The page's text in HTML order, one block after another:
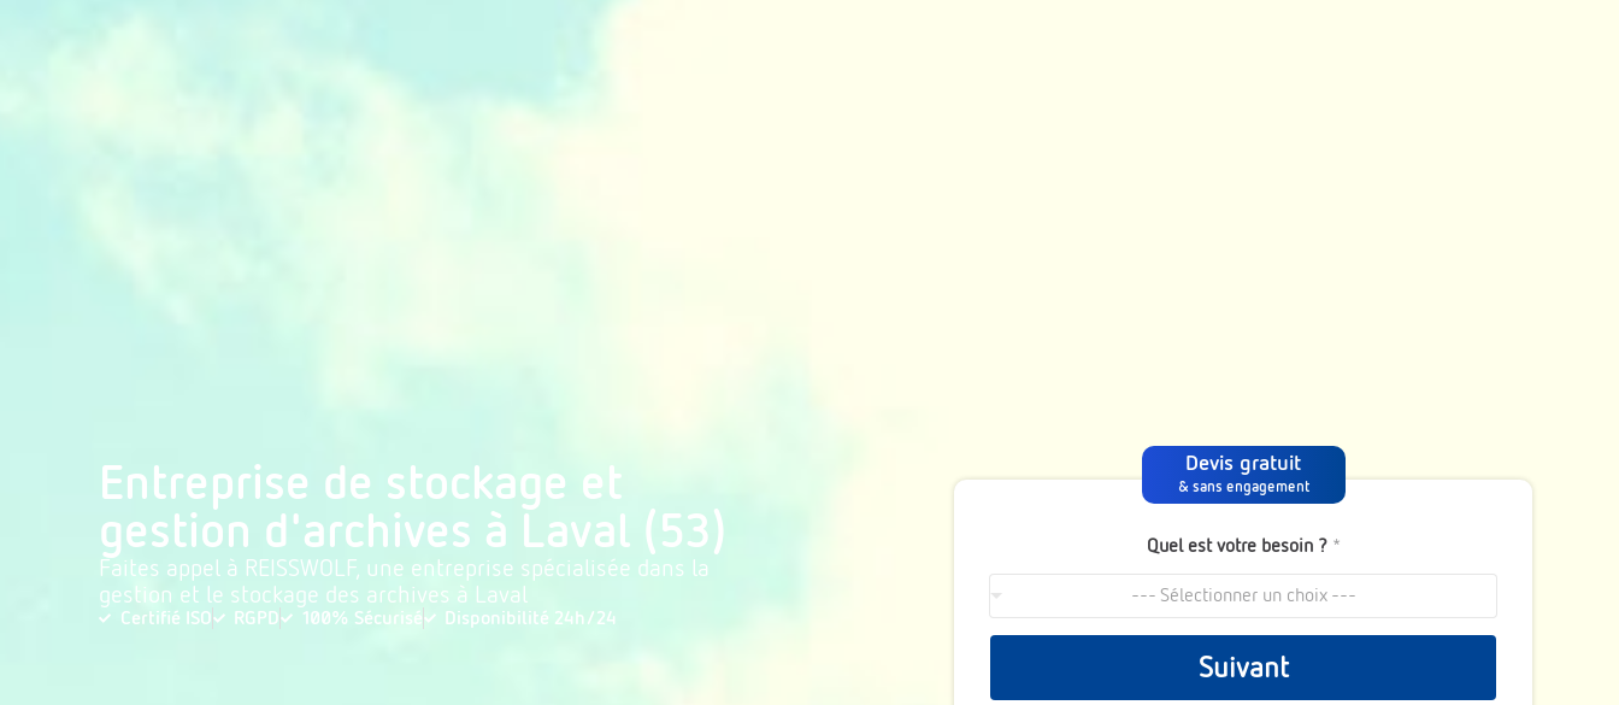
Entreprise de stockage et
gestion d'archives à Laval (53)
Faites appel à REISSWOLF, une entreprise spécialisée dans la
gestion et le stockage des archives à Laval
Certifié ISO RGPD 100% Sécurisé Disponibilité 24h/24
Devis gratuit
& sans engagement
Quel est votre besoin ? *
--- Sélectionner un choix ---
Suivant